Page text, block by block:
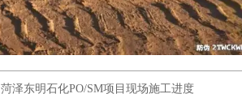
泽东明石化PO/SM项目现场施工进度